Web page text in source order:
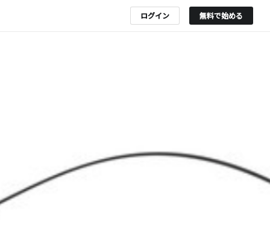
ログイン 無料で始める